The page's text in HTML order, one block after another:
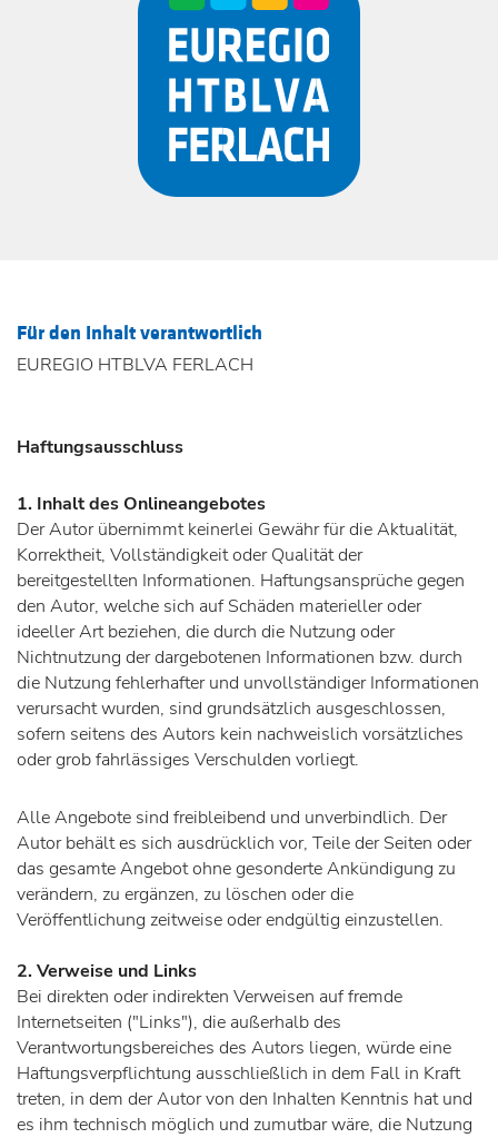
Für den Inhalt verantwortlich
EUREGIO HTBLVA FERLACH
Haftungsausschluss
1. Inhalt des Onlineangebotes
Der Autor übernimmt keinerlei Gewähr für die Aktualität,
Korrektheit, Vollständigkeit oder Qualität der
bereitgestellten Informationen. Haftungsansprüche gegen
den Autor, welche sich auf Schäden materieller oder
ideeller Art beziehen, die durch die Nutzung oder
Nichtnutzung der dargebotenen Informationen bzw. durch
die Nutzung fehlerhafter und unvollständiger Informationen
verursacht wurden, sind grundsätzlich ausgeschlossen,
sofern seitens des Autors kein nachweislich vorsätzliches
oder grob fahrlässiges Verschulden vorliegt.
Alle Angebote sind freibleibend und unverbindlich. Der
Autor behält es sich ausdrücklich vor, Teile der Seiten oder
das gesamte Angebot ohne gesonderte Ankündigung zu
verändern, zu ergänzen, zu löschen oder die
Veröffentlichung zeitweise oder endgültig einzustellen.
2. Verweise und Links
Bei direkten oder indirekten Verweisen auf fremde
Internetseiten ("Links"), die außerhalb des
Verantwortungsbereiches des Autors liegen, würde eine
Haftungsverpflichtung ausschließlich in dem Fall in Kraft
treten, in dem der Autor von den Inhalten Kenntnis hat und
es ihm technisch möglich und zumutbar wäre, die Nutzung